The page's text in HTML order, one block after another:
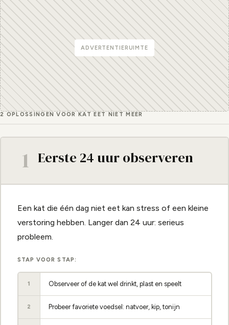
ADVERTENTIERUIMTE
2 OPLOSSINGEN VOOR KAT EET NIET MEER
1 Eerste 24 uur observeren
Een kat die één dag niet eet kan stress of een kleine
verstoring hebben. Langer dan 24 uur: serieus
probleem.
STAP VOOR STAP:
1 Observeer of de kat wel drinkt, plast en speelt
2 Probeer favoriete voedsel: natvoer, kip, tonijn